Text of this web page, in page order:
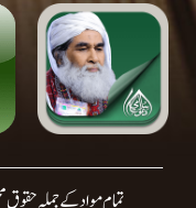
تمام مواد کے جملہ حقوق محفوظ ہیں ©